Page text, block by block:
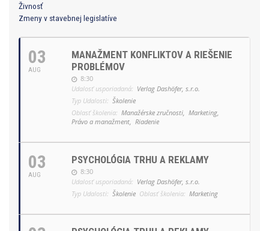
Živnosť
Zmeny v stavebnej legislatíve
03
AUG
MANAŽMENT KONFLIKTOV A RIEŠENIE
PROBLÉMOV
8:30
Udalosť usporiadaná: Verlag Dashöfer, s.r.o.
Typ Udalosti: Školenie
Oblasť školenia: Manažérske zručnosti, Marketing,
Právo a manažment, Riadenie
03
AUG
PSYCHOLÓGIA TRHU A REKLAMY
8:30
Udalosť usporiadaná: Verlag Dashöfer, s.r.o.
Typ Udalosti: Školenie Oblasť školenia: Marketing